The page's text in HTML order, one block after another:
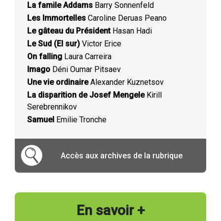
La famile Addams Barry Sonnenfeld
Les Immortelles Caroline Deruas Peano
Le gâteau du PrésidentHasan Hadi
Le Sud (El sur) Victor Erice
On falling Laura Carreira
Imago Déni Oumar Pitsaev
Une vie ordinaireAlexander Kuznetsov
La disparition de Josef MengeleKirill
Serebrennikov
Samuel Emilie Tronche
Accès aux archives de la rubrique
En savoir +